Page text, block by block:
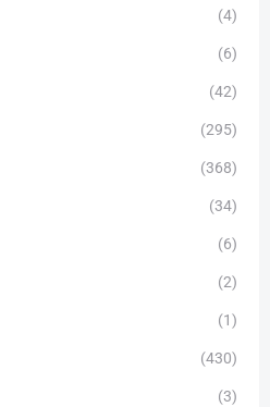
(4)
(6)
(42)
(295)
(368)
(34)
(6)
(2)
(1)
(430)
(3)